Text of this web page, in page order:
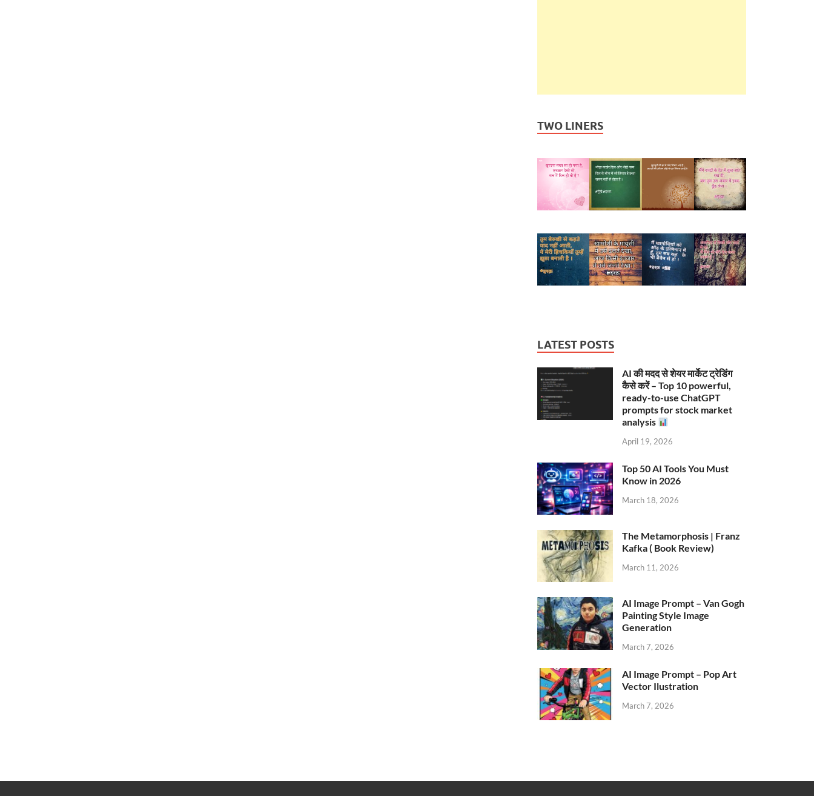
TWO LINERS
LATEST POSTS
AI की मदद से शेयर मार्केट ट्रेडिंग
कैसे करें – Top 10 powerful,
ready-to-use ChatGPT
prompts for stock market
analysis
April 19, 2026
Top 50 AI Tools You Must
Know in 2026
March 18, 2026
The Metamorphosis | Franz
Kafka ( Book Review)
March 11, 2026
AI Image Prompt – Van Gogh
Painting Style Image
Generation
March 7, 2026
AI Image Prompt – Pop Art
Vector Ilustration
March 7, 2026